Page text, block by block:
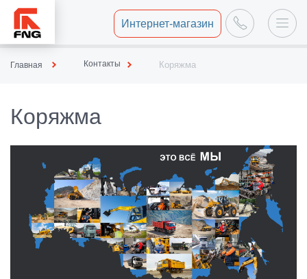
Интернет-магазин
Главная Контакты Коряжма
Коряжма